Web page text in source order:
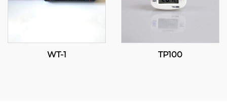
TP100
WT-1